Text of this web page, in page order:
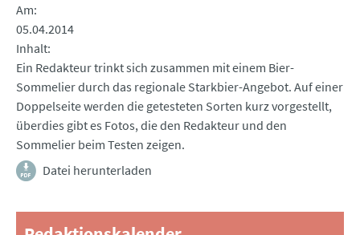
Am
05.04.2014
Inhalt
Ein Redakteur trinkt sich zusammen mit einem Bier-
Sommelier durch das regionale Starkbier-Angebot. Auf einer
Doppelseite werden die getesteten Sorten kurz vorgestellt,
überdies gibt es Fotos, die den Redakteur und den
Sommelier beim Testen zeigen.
Datei herunterladen